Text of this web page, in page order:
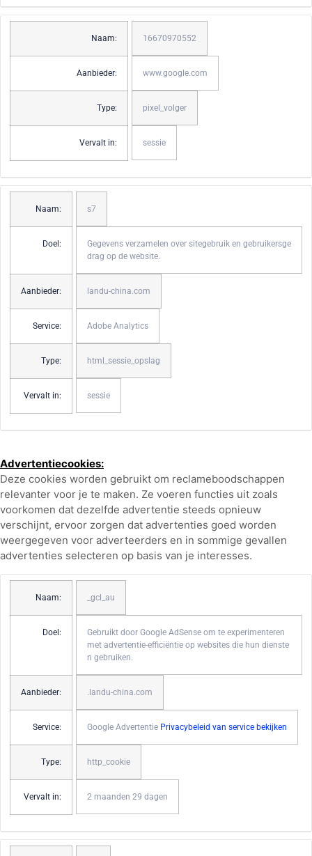
Naam: 16670970552
Aanbieder: www.google.com
Type: pixel_volger
Vervalt in: sessie
Naam: s7
Doel:
Gegevens verzamelen over sitegebruik en gebruikersge
drag op de website.
Aanbieder: landu-china.com
Service: Adobe Analytics
Type: html_sessie_opslag
Vervalt in: sessie
Advertentiecookies:
Deze cookies worden gebruikt om reclameboodschappen
relevanter voor je te maken. Ze voeren functies uit zoals
voorkomen dat dezelfde advertentie steeds opnieuw
verschijnt, ervoor zorgen dat advertenties goed worden
weergegeven voor adverteerders en in sommige gevallen
advertenties selecteren op basis van je interesses.
Naam: _gcl_au
Doel:
Gebruikt door Google AdSense om te experimenteren
met advertentie-efficiëntie op websites die hun dienste
n gebruiken.
Aanbieder: .landu-china.com
Service: Google Advertentie Privacybeleid van service bekijken
Type: http_cookie
Vervalt in: 2 maanden 29 dagen